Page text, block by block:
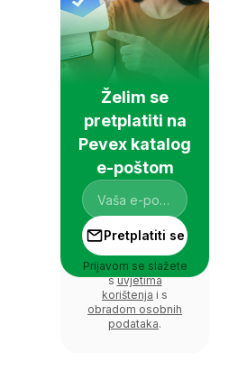
Želim se
pretplatiti na
Pevex katalog
e-poštom
Pretplatiti se
Prijavom se slažete
suvjetima
korištenja i s
obradom osobnih
podataka.